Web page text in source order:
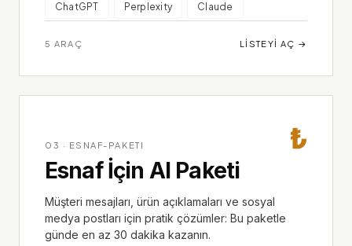
ChatGPT Perplexity Claude
5 ARAÇ LISTEYI AÇ →
03 · ESNAF-PAKETI
Esnaf İçin AI Paketi
₺
Müşteri mesajları, ürün açıklamaları ve sosyal
medya postları için pratik çözümler: Bu paketle
günde en az 30 dakika kazanın.